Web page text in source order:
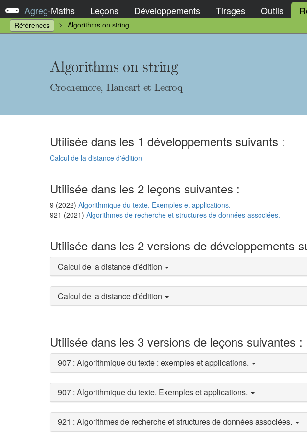
Agreg-Maths Leçons Développements Tirages Outils
Références Algorithms on string
Algorithms on string
Crochemore, Hancart et Lecroq
Utilisée dans les 1 développements suivants :
Calcul de la distance d'édition
Utilisée dans les 2 leçons suivantes :
9 (2022) Algorithmique du texte. Exemples et applications.
921 (2021) Algorithmes de recherche et structures de données associées.
Utilisée dans les 2 versions de développements
Calcul de la distance d'édition
Calcul de la distance d'édition
Utilisée dans les 3 versions de leçons suivantes :
907 : Algorithmique du texte : exemples et applications.
907 : Algorithmique du texte. Exemples et applications.
921 : Algorithmes de recherche et structures de données associées.